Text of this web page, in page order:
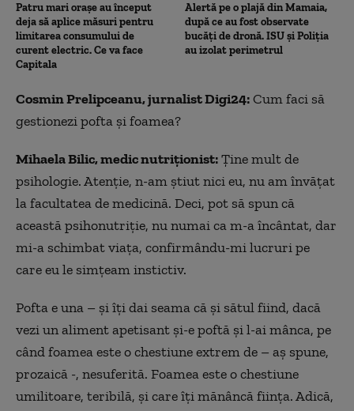
Patru mari orașe au început
deja să aplice măsuri pentru
limitarea consumului de
curent electric. Ce va face
Capitala
Alertă pe o plajă din Mamaia,
după ce au fost observate
bucăți de dronă. ISU și Poliția
au izolat perimetrul
Cosmin Prelipceanu, jurnalist Digi24:Cum faci să
gestionezi pofta și foamea?
Mihaela Bilic, medic nutriționist:Ține mult de
psihologie. Atenție, n-am știut nici eu, nu am învățat
la facultatea de medicină. Deci, pot să spun că
această psihonutriție, nu numai ca m-a încântat, dar
mi-a schimbat viața, confirmându-mi lucruri pe
care eu le simțeam instictiv.
Pofta e una – și îți dai seama că și sătul fiind, dacă
vezi un aliment apetisant și-e poftă și l-ai mânca, pe
când foamea este o chestiune extrem de – aș spune,
prozaică -, nesuferită. Foamea este o chestiune
umilitoare, teribilă, și care îți mănâncă ființa. Adică,